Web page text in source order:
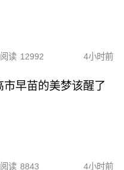
阅读 12992 4小时前
早苗的美梦该醒了
阅读 8843 4小时前